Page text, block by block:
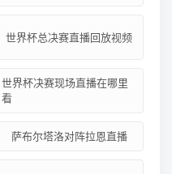
世界杯总决赛直播回放视频
世界杯决赛现场直播在哪里
看
萨布尔塔洛对阵拉恩直播